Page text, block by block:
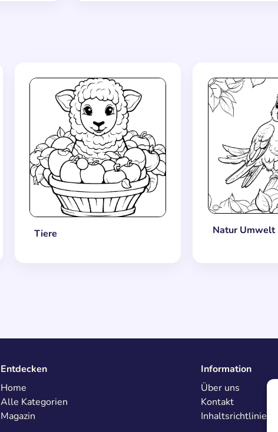
Tiere Natur Umwelt
Entdecken
Home
Alle Kategorien
Magazin
Information
Über uns
Kontakt
Inhaltsrichtlinien